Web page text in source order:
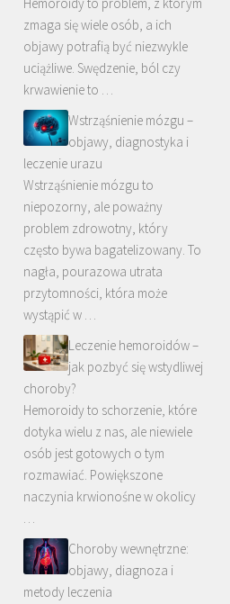
zmaga się wiele osób, a ich
objawy potrafią być niezwykle
uciążliwe. Swędzenie, ból czy
krwawienie to …
Wstrząśnienie mózgu –
objawy, diagnostyka i
leczenie urazu
Wstrząśnienie mózgu to
niepozorny, ale poważny
problem zdrowotny, który
często bywa bagatelizowany. To
nagła, pourazowa utrata
przytomności, która może
wystąpić w …
Leczenie hemoroidów –
jak pozbyć się wstydliwej
choroby?
Hemoroidy to schorzenie, które
dotyka wielu z nas, ale niewiele
osób jest gotowych o tym
rozmawiać. Powiększone
naczynia krwionośne w okolicy
…
Choroby wewnętrzne:
objawy, diagnoza i
metody leczenia